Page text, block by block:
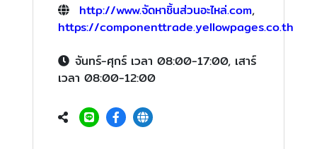
http://www.จัดหาชิ้นส่วนอะไหล่.com,
https://componenttrade.yellowpages.co.th
จันทร์-ศุกร์ เวลา 08:00-17:00, เสาร์
เวลา 08:00-12:00